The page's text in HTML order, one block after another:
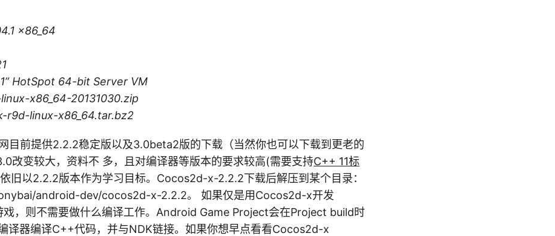
x86_64
HotSpot 64-bit Server VM
x86_64-20131030.zip
r9d-linux-x86_64.tar.bz2
目前提供2.2.2稳定版以及3.0beta2版的下载（当然你也可以下载到更老的
改变较大，资料不 多，且对编译器等版本的要求较高(需要支持C++ 11标
旧以2.2.2版本作为学习目标。Cocos2d-x-2.2.2下载后解压到某个目录：
android-dev/cocos2d-x-2.2.2。 如果仅是用Cocos2d-x开发
，则不需要做什么编译工作。Android Game Project会在Project build时
译器编译C++代码，并与NDK链接。如果你想早点看看Cocos2d-x